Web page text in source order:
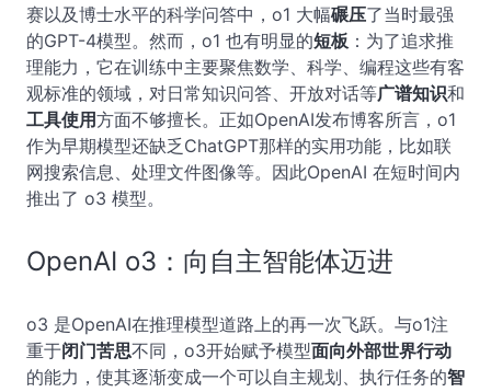
赛以及博士水平的科学问答中，o1 大幅碾压了当时最强
的GPT-4模型。然而，o1 也有明显的短板 ：为了追求推
理能力，它在训练中主要聚焦数学、科学、编程这些有客
观标准的领域，对日常知识问答、开放对话等广谱知识和
工具使用方面不够擅长。正如OpenAI发布博客所言，o1
作为早期模型还缺乏ChatGPT那样的实用功能，比如联
网搜索信息、处理文件图像等。因此OpenAI 在短时间内
推出了 o3 模型。
OpenAI o3：向自主智能体迈进
o3 是OpenAI在推理模型道路上的再一次飞跃。与o1注
重于闭门苦思不同，o3开始赋予模型面向外部世界行动
的能力，使其逐渐变成一个可以自主规划、执行任务的智